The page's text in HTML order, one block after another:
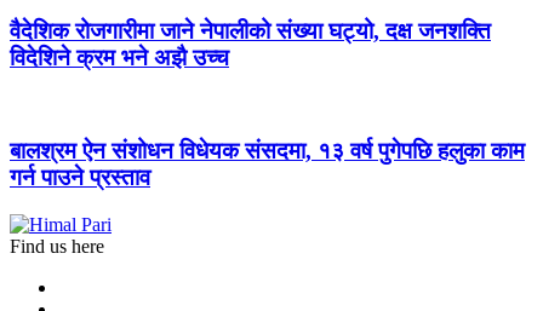
वैदेशिक रोजगारीमा जाने नेपालीको संख्या घट्यो, दक्ष जनशक्ति
विदेशिने क्रम भने अझै उच्च
बालश्रम ऐन संशोधन विधेयक संसदमा, १३ वर्ष पुगेपछि हलुका काम
गर्न पाउने प्रस्ताव
Find us here